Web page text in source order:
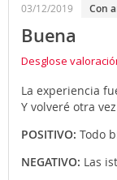
03/12/2019 con
Buena
Desglose
La experiencia
Y volveré otra
POSITIVO: Todo
NEGATIVO: Las